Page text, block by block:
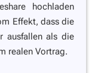
hochladen
Effekt, dass die
ausfallen als die
realen Vortrag.